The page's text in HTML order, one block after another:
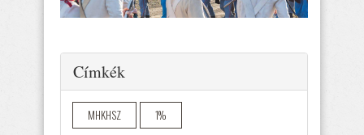
Elrejtés
Címkék
MHKHSZ 1%